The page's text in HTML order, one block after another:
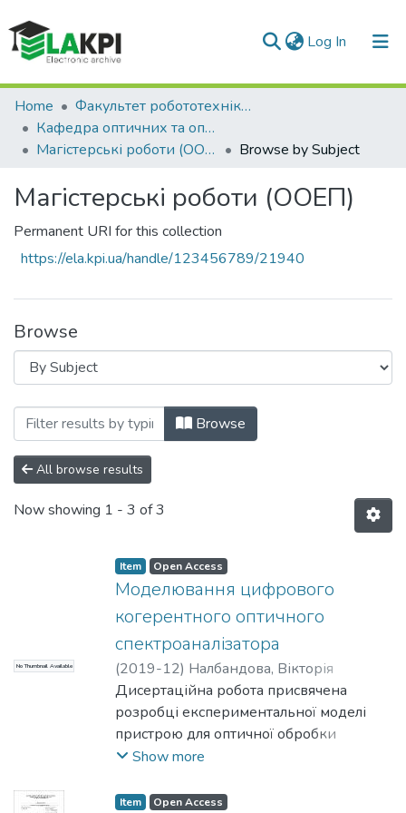
Log In (current)
Communities & Collections
All of DSpace
Home
Факультет робототехніки та приладобудування (ФРП)
Кафедра оптичних та оптико-електронних приладів (ООЕП)
Магістерські роботи (ООЕП)
Browse by Subject
Магістерські роботи (ООЕП)
Permanent URI for this collection
https://ela.kpi.ua/handle/123456789/21940
Browse
Browsing Магістерські роботи (ООЕП)
Browse
All browse results
Now showing 1 - 3 of 3
No Thumbnail Available
Item Open Access
Моделювання цифрового
когерентного оптичного
спектроаналізатора
(2019-12) Налбандова, Вікторія
Павлівна;Колобродов, Валентин
Георгійович
Дисертаційна робота присвячена
розробці експериментальної моделі
пристрою для оптичної обробки
інформації.
інформації на сьогодні вважається
Show more
Item Open Access